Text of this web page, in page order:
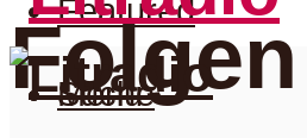
Folgen
Featured
Menu
Suche